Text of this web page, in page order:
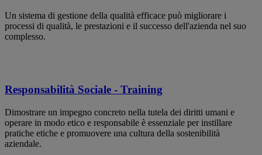
Un sistema di gestione della qualità efficace può migliorare i
processi di qualità, le prestazioni e il successo dell'azienda nel suo
complesso.
Responsabilità Sociale - Training
Dimostrare un impegno concreto nella tutela dei diritti umani e
operare in modo etico e responsabile è essenziale per instillare
pratiche etiche e promuovere una cultura della sostenibilità
aziendale.